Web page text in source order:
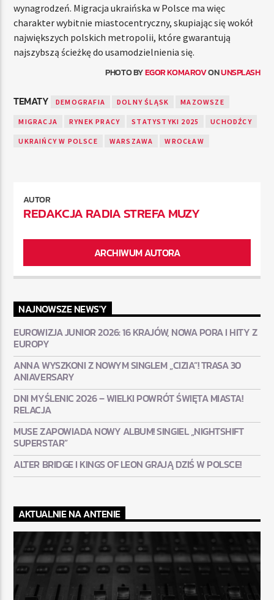
wynagrodzeń. Migracja ukraińska w Polsce ma więc
charakter wybitnie miastocentryczny, skupiając się wokół
największych polskich metropolii, które gwarantują
najszybszą ścieżkę do usamodzielnienia się.
PHOTO BYEGOR KOMAROVONUNSPLASH
TEMATY DEMOGRAFIA DOLNY ŚLĄSK MAZOWSZE
MIGRACJA RYNEK PRACY STATYSTYKI 2025 UCHODŹCY
UKRAIŃCY W POLSCE WARSZAWA WROCŁAW
AUTOR
REDAKCJA RADIA STREFA MUZY
ARCHIWUM AUTORA
NAJNOWSZE NEWS'Y
EUROWIZJA JUNIOR 2026: 16 KRAJÓW, NOWA PORA I HITY Z
EUROPY
ANNA WYSZKONI Z NOWYM SINGLEM „CIZIA”! TRASA 30
ANIAVERSARY
DNI MYŚLENIC 2026 – WIELKI POWRÓT ŚWIĘTA MIASTA!
RELACJA
MUSE ZAPOWIADA NOWY ALBUM! SINGIEL „NIGHTSHIFT
SUPERSTAR”
ALTER BRIDGE I KINGS OF LEON GRAJĄ DZIŚ W POLSCE!
AKTUALNIE NA ANTENIE